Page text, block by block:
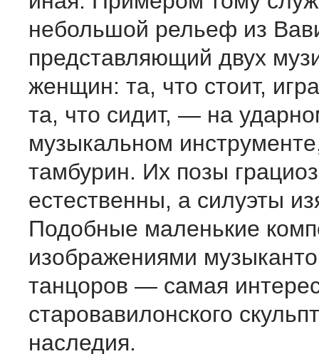
небольшой рельеф из
представляющий двух
женщин: та, что стоит,
та, что сидит, — на
музыкальном
тамбурин. Их позы
естественны, а силуэты
Подобные маленькие
изображениями
танцоров — самая
старовавилонского
наследия.